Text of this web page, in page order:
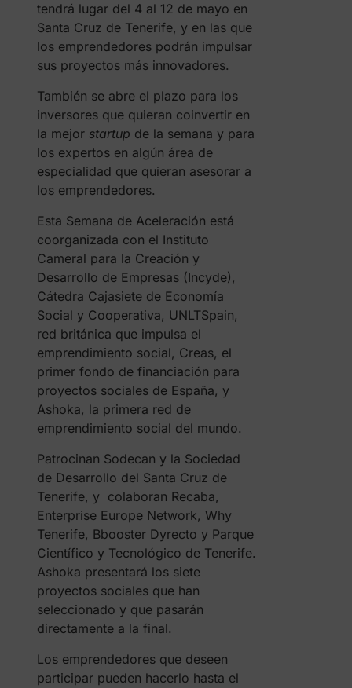
tendrá lugar del 4 al 12 de mayo en
Santa Cruz de Tenerife, y en las que
los emprendedores podrán impulsar
sus proyectos más innovadores.
También se abre el plazo para los
inversores que quieran coinvertir en
la mejor startup de la semana y para
los expertos en algún área de
especialidad que quieran asesorar a
los emprendedores.
Esta Semana de Aceleración está
coorganizada con el Instituto
Cameral para la Creación y
Desarrollo de Empresas (Incyde),
Cátedra Cajasiete de Economía
Social y Cooperativa, UNLTSpain,
red británica que impulsa el
emprendimiento social, Creas, el
primer fondo de financiación para
proyectos sociales de España, y
Ashoka, la primera red de
emprendimiento social del mundo.
Patrocinan Sodecan y la Sociedad
de Desarrollo del Santa Cruz de
Tenerife, y colaboran Recaba,
Enterprise Europe Network, Why
Tenerife, Bbooster Dyrecto y Parque
Científico y Tecnológico de Tenerife.
Ashoka presentará los siete
proyectos sociales que han
seleccionado y que pasarán
directamente a la final.
Los emprendedores que deseen
participar pueden hacerlo hasta el